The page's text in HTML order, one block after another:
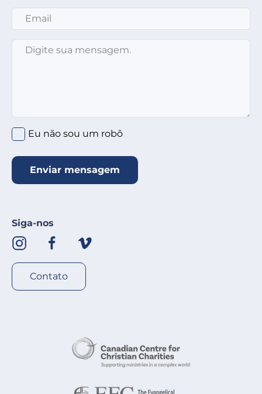
Email
Mensagem
Clique no círculo abaixo *
Eu não sou um robô
Enviar mensagem
Siga-nos
Contato